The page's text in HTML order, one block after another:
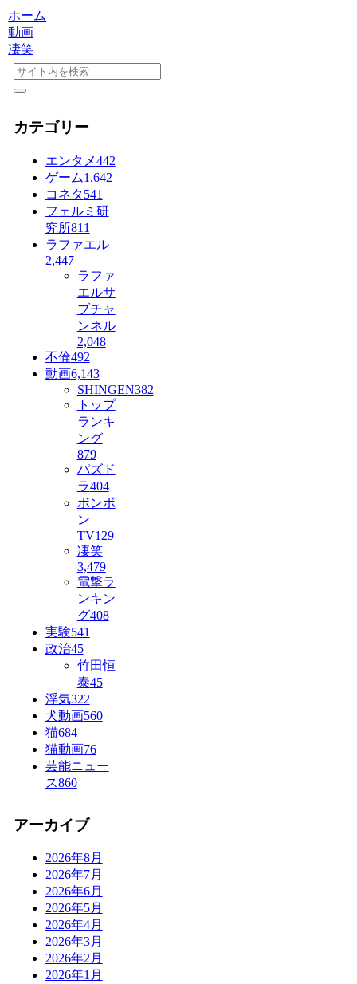
ホーム
動画
凄笑
カテゴリー
エンタメ442
ゲーム1,642
コネタ541
フェルミ研
究所811
ラファエル
2,447
ラファ
エルサ
ブチャ
ンネル
2,048
不倫492
動画6,143
SHINGEN382
トップ
ランキ
ング
879
パズド
ラ404
ボンボ
ン
TV129
凄笑
3,479
電撃ラ
ンキン
グ408
実験541
政治45
竹田恒
泰45
浮気322
犬動画560
猫684
猫動画76
芸能ニュー
ス860
アーカイブ
2026年8月
2026年7月
2026年6月
2026年5月
2026年4月
2026年3月
2026年2月
2026年1月